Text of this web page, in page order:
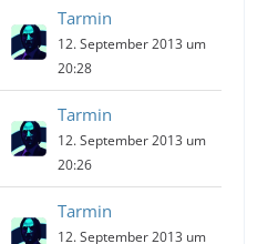
Tarmin
12. September 2013 um
20:28
Tarmin
12. September 2013 um
20:26
Tarmin
12. September 2013 um